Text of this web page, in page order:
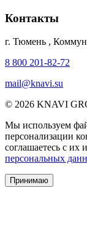
Контакты
г. Тюмень ,
8 800 201-82-72
mail@knavi.su
© 2026 KNAVI
Мы используем
персонализации
соглашаетесь с их
персональных
Принимаю